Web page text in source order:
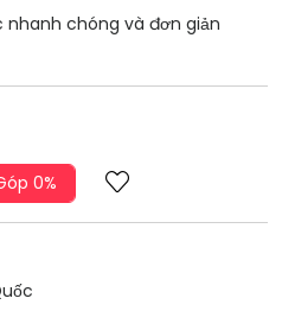
nhanh chóng và đơn giản
0%